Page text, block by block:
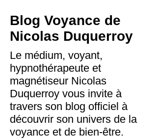
Blog Voyance de
Nicolas Duquerroy
Le médium, voyant,
hypnothérapeute et
magnétiseur Nicolas
Duquerroy vous invite à
travers son blog officiel à
découvrir son univers de la
voyance et de bien-être.